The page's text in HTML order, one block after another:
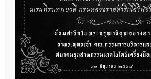
การโฆษณาเครื่องมือแพทย์แบบใดที่ได้รับการยก
14 กรกฎาคม 2026